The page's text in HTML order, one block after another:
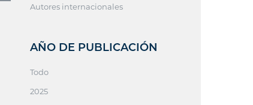
Autores internacionales
AÑO DE PUBLICACIÓN
Todo
2025